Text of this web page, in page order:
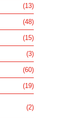
(13)
(48)
(15)
(3)
(60)
(19)
(2)